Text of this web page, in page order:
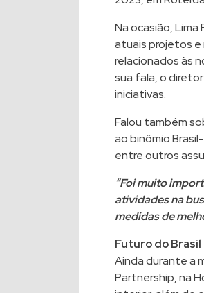
Na ocasião,
atuais projetos e
relacionados às
sua fala, o
iniciativas.
Falou também
ao binômio
entre outros
“Foi muito
atividades na
medidas de
Futuro do Brasil
Ainda durante a
Partnership, na